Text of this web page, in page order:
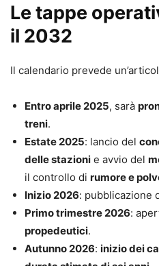
Le tappe
il 2032
Il calendario prevede
Entro aprile 2025, sarà
treni.
Estate 2025: lancio del
delle stazioni e avvio del
il controllo di rumore e
Inizio 2026: pubblicazione
Primo trimestre 2026:
propedeutici.
Autunno 2026: inizio dei